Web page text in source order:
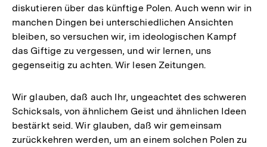
diskutieren über das künftige Polen. Auch wenn wir in
manchen Dingen bei unterschiedlichen Ansichten
bleiben, so versuchen wir, im ideologischen Kampf
das Giftige zu vergessen, und wir lernen, uns
gegenseitig zu achten. Wir lesen Zeitungen.
Wir glauben, daß auch Ihr, ungeachtet des schweren
Schicksals, von ähnlichem Geist und ähnlichen Ideen
bestärkt seid. Wir glauben, daß wir gemeinsam
zurückkehren werden, um an einem solchen Polen zu